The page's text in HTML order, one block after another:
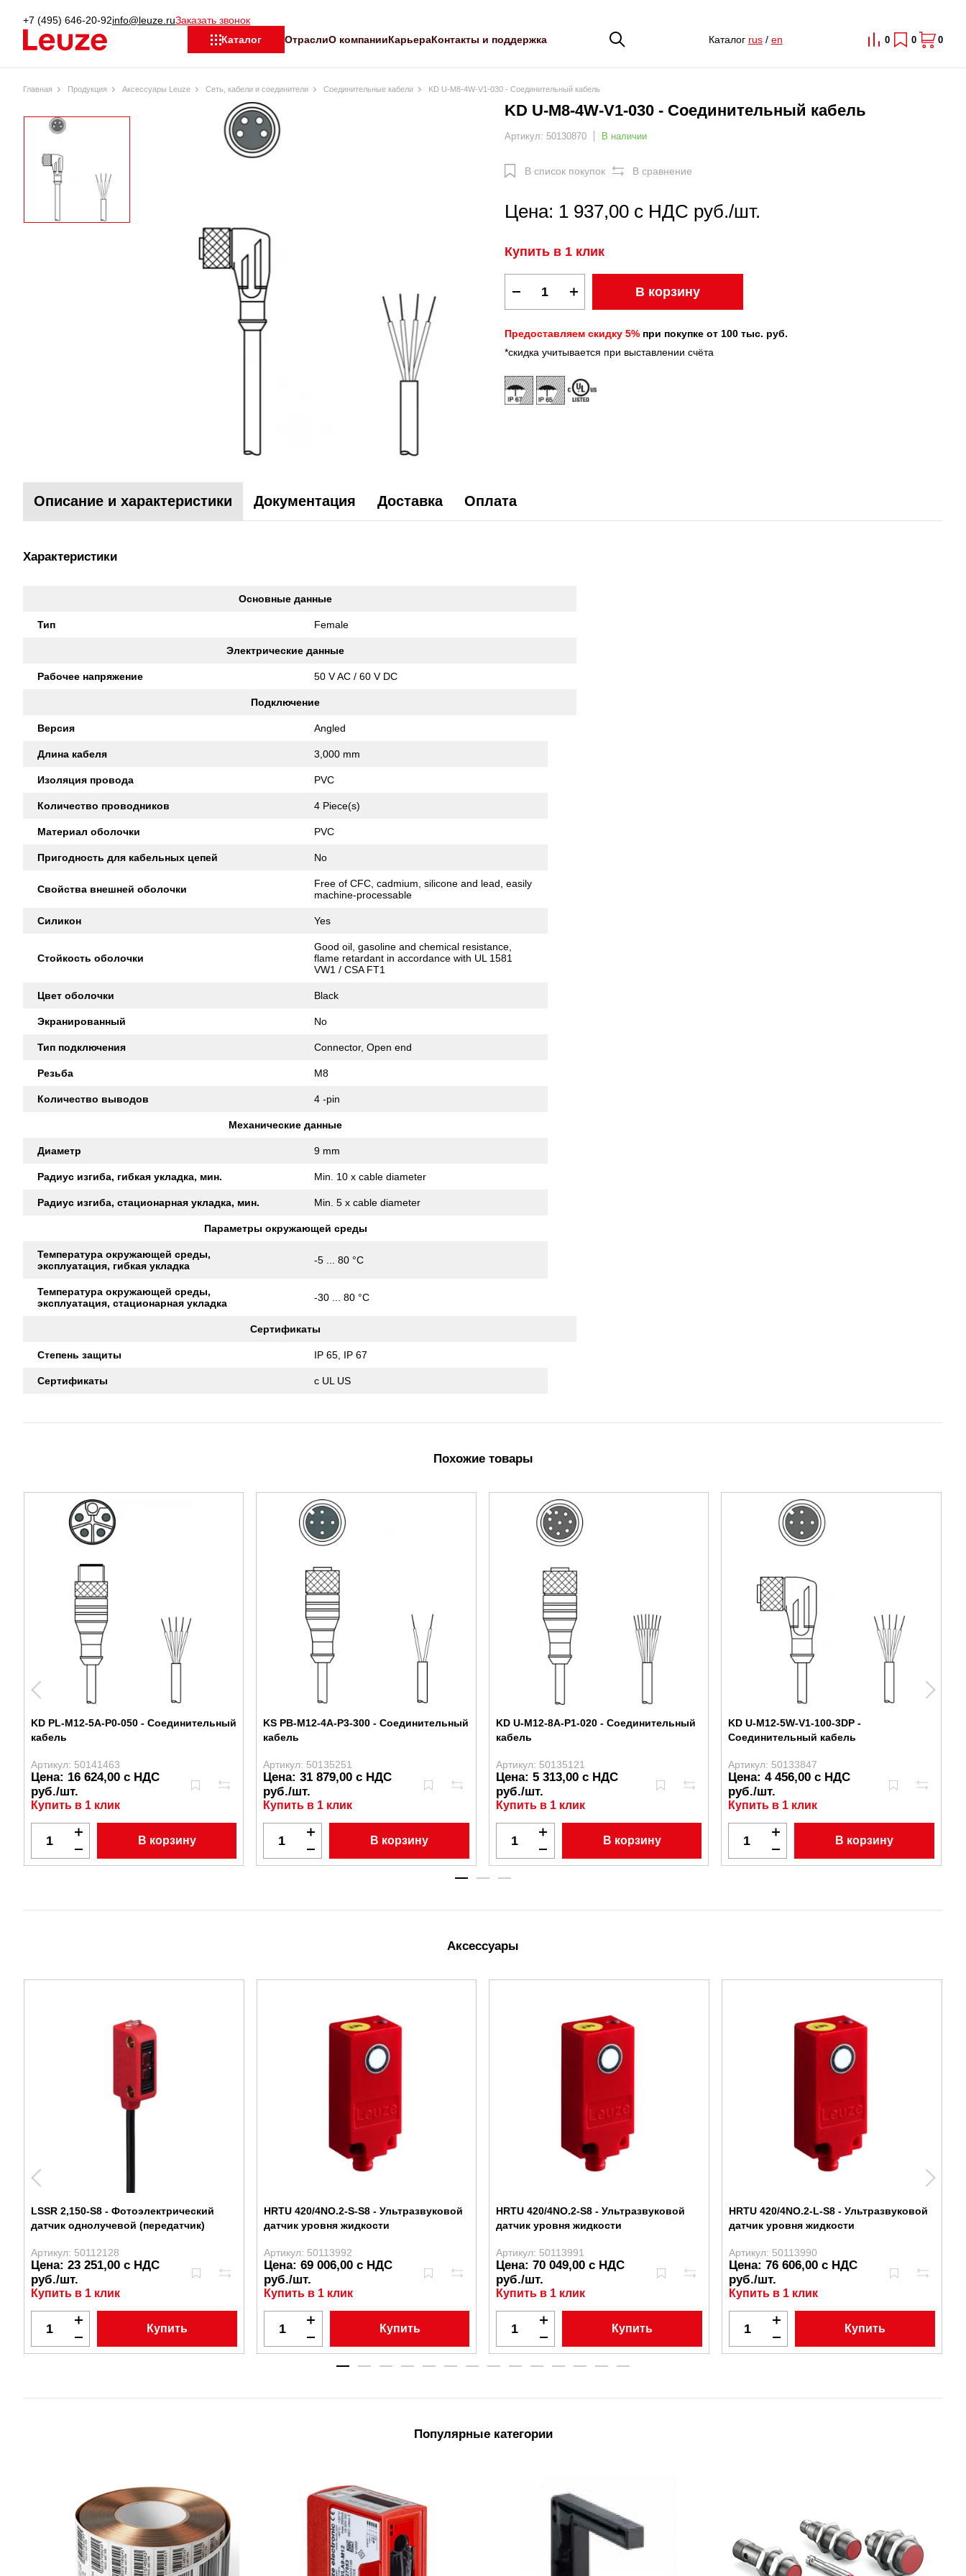
+7 (495) 646-20-92info@leuze.ruЗаказать звонок
Каталог
ОтраслиО компанииКарьераКонтакты и поддержка Каталог rus/ en 0 0 0
Главная Продукция Аксессуары Leuze Сеть, кабели и соединители Соединительные кабели KD U-M8-4W-V1-030 - Соединительный кабель
KD U-M8-4W-V1-030 - Соединительный кабель
Артикул: 50130870 В наличии
В список покупок В сравнение
Цена: 1 937,00 с НДС руб./шт.
Купить в 1 клик
В корзину
Предоставляем скидку 5% при покупке от 100 тыс. руб.
*скидка учитывается при выставлении счёта
Описание и характеристики Документация Доставка Оплата
Характеристики
Основные данные
Тип Female
Электрические данные
Рабочее напряжение 50 V AC / 60 V DC
Подключение
Версия Angled
Длина кабеля 3,000 mm
Изоляция провода PVC
Количество проводников 4 Piece(s)
Материал оболочки PVC
Пригодность для кабельных цепей No
Свойства внешней оболочки
Free of CFC, cadmium, silicone and lead, easily
machine-processable
Силикон Yes
Стойкость оболочки
Good oil, gasoline and chemical resistance,
flame retardant in accordance with UL 1581
VW1 / CSA FT1
Цвет оболочки Black
Экранированный No
Тип подключения Connector, Open end
Резьба M8
Количество выводов 4 -pin
Механические данные
Диаметр 9 mm
Радиус изгиба, гибкая укладка, мин. Min. 10 x cable diameter
Радиус изгиба, стационарная укладка, мин. Min. 5 x cable diameter
Параметры окружающей среды
Температура окружающей среды,
эксплуатация, гибкая укладка
-5 ... 80 °C
Температура окружающей среды,
эксплуатация, стационарная укладка
-30 ... 80 °C
Сертификаты
Степень защиты IP 65, IP 67
Сертификаты c UL US
Похожие товары
KD PL-M12-5A-P0-050 - Соединительный
кабель
Артикул: 50141463
Цена: 16 624,00 с НДС
руб./шт.
Купить в 1 клик
В корзину
KS PB-M12-4A-P3-300 - Соединительный
кабель
Артикул: 50135251
Цена: 31 879,00 с НДС
руб./шт.
Купить в 1 клик
В корзину
KD U-M12-8A-P1-020 - Соединительный
кабель
Артикул: 50135121
Цена: 5 313,00 с НДС
руб./шт.
Купить в 1 клик
В корзину
KD U-M12-5W-V1-100-3DP -
Соединительный кабель
Артикул: 50133847
Цена: 4 456,00 с НДС
руб./шт.
Купить в 1 клик
В корзину
Аксессуары
LSSR 2,150-S8 - Фотоэлектрический
датчик однолучевой (передатчик)
Артикул: 50112128
Цена: 23 251,00 с НДС
руб./шт.
Купить в 1 клик
Купить
HRTU 420/4NO.2-S-S8 - Ультразвуковой
датчик уровня жидкости
Артикул: 50113992
Цена: 69 006,00 с НДС
руб./шт.
Купить в 1 клик
Купить
HRTU 420/4NO.2-S8 - Ультразвуковой
датчик уровня жидкости
Артикул: 50113991
Цена: 70 049,00 с НДС
руб./шт.
Купить в 1 клик
Купить
HRTU 420/4NO.2-L-S8 - Ультразвуковой
датчик уровня жидкости
Артикул: 50113990
Цена: 76 606,00 с НДС
руб./шт.
Купить в 1 клик
Купить
Популярные категории